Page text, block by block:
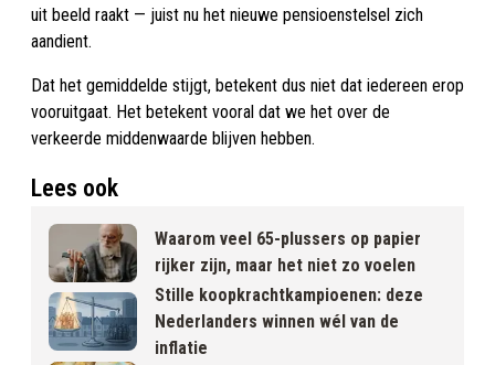
uit beeld raakt — juist nu het nieuwe pensioenstelsel zich
aandient.
Dat het gemiddelde stijgt, betekent dus niet dat iedereen erop
vooruitgaat. Het betekent vooral dat we het over de
verkeerde middenwaarde blijven hebben.
Lees ook
Waarom veel 65-plussers op papier
rijker zijn, maar het niet zo voelen
Stille koopkrachtkampioenen: deze
Nederlanders winnen wél van de
inflatie